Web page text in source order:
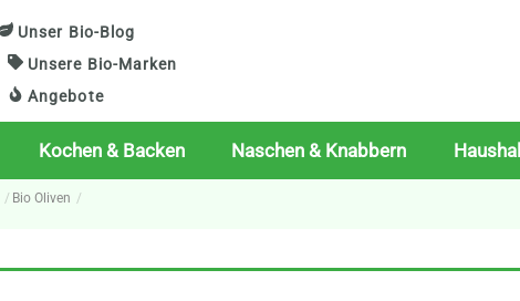
Unser Bio-Blog
Unsere Bio-Marken
Angebote
Kochen & Backen Naschen & Knabbern
Bio Oliven